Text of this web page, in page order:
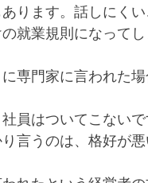
ります。話しにく
就業規則になってし
専門家に言われた
員はついてこないで
言うのは、格好が悪